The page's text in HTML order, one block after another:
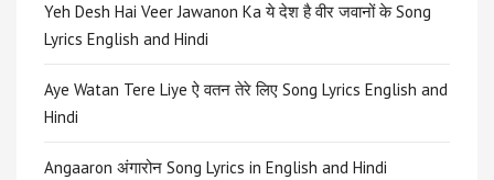
Yeh Desh Hai Veer Jawanon Ka ये देश है वीर जवानों के Song
Lyrics English and Hindi
Aye Watan Tere Liye ऐ वतन तेरे लिए Song Lyrics English and
Hindi
Angaaron अंगारोन Song Lyrics in English and Hindi